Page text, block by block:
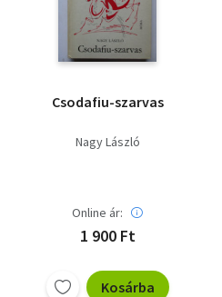
Csodafiu-szarvas
Nagy László
Online ár:
1 900 Ft
Kosárba